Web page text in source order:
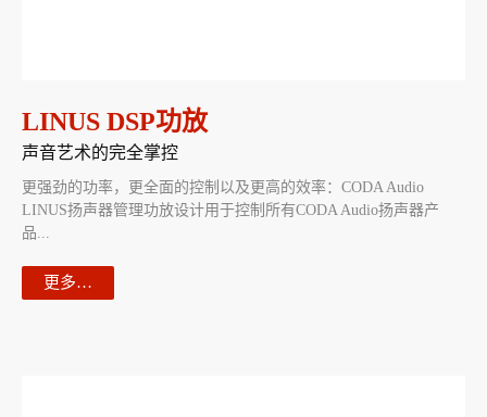
LINUS DSP功放
声音艺术的完全掌控
更强劲的功率，更全面的控制以及更高的效率：CODA Audio
LINUS扬声器管理功放设计用于控制所有CODA Audio扬声器产
品...
更多…